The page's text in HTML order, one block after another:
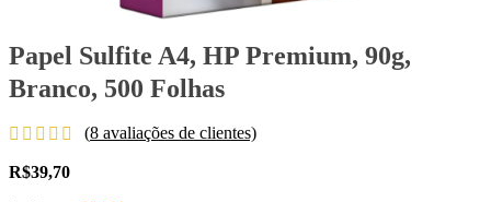
Papel Sulfite A4, HP Premium, 90g,
Branco, 500 Folhas
(8 avaliações de clientes)
R$39,70